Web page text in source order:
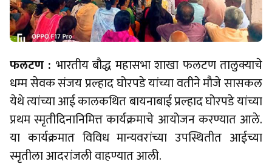
फलटण : भारतीय बौद्ध महासभा शाखा फलटण तालुक्याचे
धम्म सेवक संजय प्रल्हाद घोरपडे यांच्या वतीने मौजे सासकल
येथे त्यांच्या आई कालकथित बायनाबाई प्रल्हाद घोरपडे यांच्या
प्रथम स्मृतीदिनानिमित्त कार्यक्रमाचे आयोजन करण्यात आले.
या कार्यक्रमात विविध मान्यवरांच्या उपस्थितीत आईच्या
स्मृतीला आदरांजली वाहण्यात आली.